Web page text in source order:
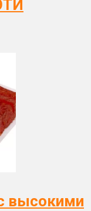
высокими